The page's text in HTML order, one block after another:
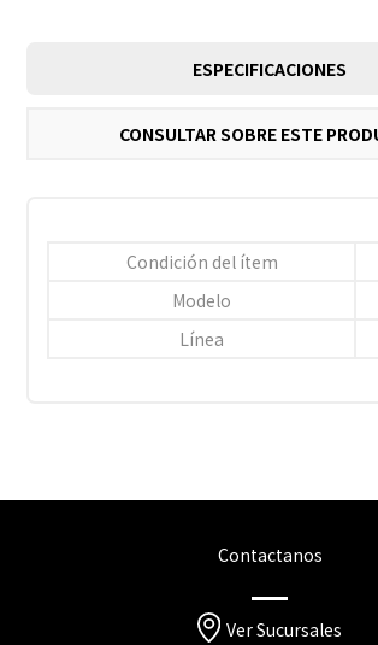
ESPECIFICACIONES
CONSULTAR SOBRE ESTE
Condición del ítem
Modelo
Línea
Contactanos
Ver Sucursales